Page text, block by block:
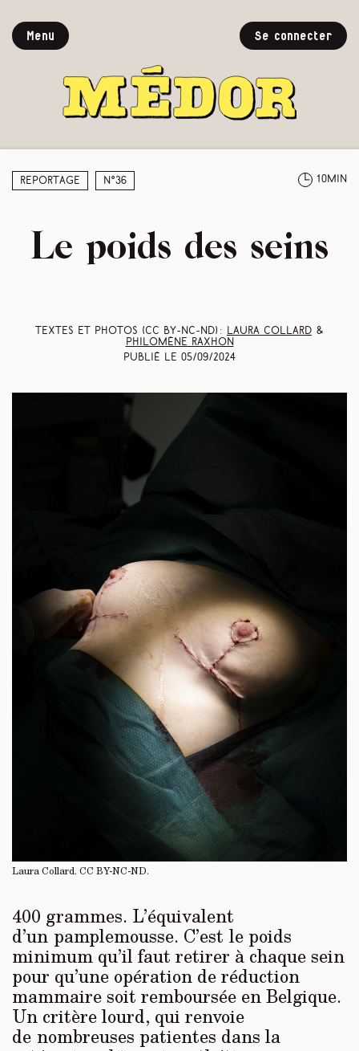
Menu Se connecter
Reportage N°36 10min
Le poids des seins
Textes et photos (CC BY-NC-ND) : Laura Collard &
Philomène Raxhon
Publié le 05/09/2024
Laura Collard. CC BY-NC-ND.
400 grammes. L’équivalent
d’un pamplemousse. C’est le poids
minimum qu’il faut retirer à chaque sein
pour qu’une opération de réduction
mammaire soit remboursée en Belgique.
Un critère lourd, qui renvoie
de nombreuses patientes dans la